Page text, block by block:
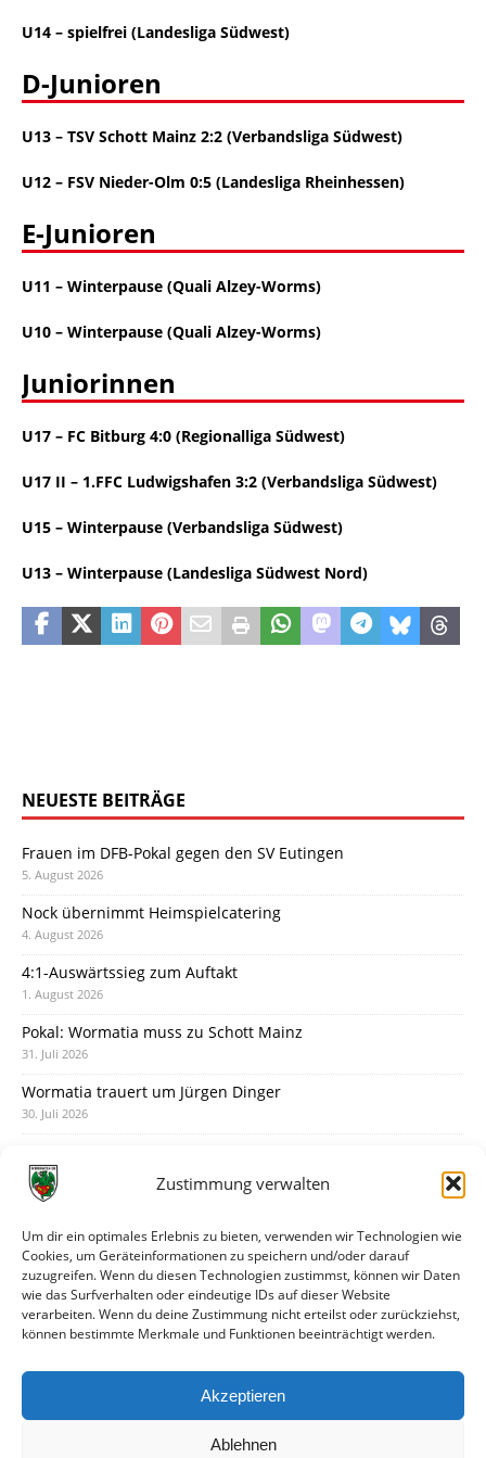
Zustimmung verwalten
Um dir ein optimales Erlebnis zu bieten, verwenden wir Technologien wie
Cookies, um Geräteinformationen zu speichern und/oder darauf
zuzugreifen. Wenn du diesen Technologien zustimmst, können wir Daten
wie das Surfverhalten oder eindeutige IDs auf dieser Website
verarbeiten. Wenn du deine Zustimmung nicht erteilst oder zurückziehst,
können bestimmte Merkmale und Funktionen beeinträchtigt werden.
Akzeptieren
Ablehnen
U14 – spielfrei (Landesliga Südwest)
D-Junioren
U13 – TSV Schott Mainz 2:2 (Verbandsliga Südwest)
U12 – FSV Nieder-Olm 0:5 (Landesliga Rheinhessen)
E-Junioren
U11 – Winterpause (Quali Alzey-Worms)
U10 – Winterpause (Quali Alzey-Worms)
Juniorinnen
U17 – FC Bitburg 4:0 (Regionalliga Südwest)
U17 II – 1.FFC Ludwigshafen 3:2 (Verbandsliga Südwest)
U15 – Winterpause (Verbandsliga Südwest)
U13 – Winterpause (Landesliga Südwest Nord)
NEUESTE BEITRÄGE
Frauen im DFB-Pokal gegen den SV Eutingen
5. August 2026
Nock übernimmt Heimspielcatering
4. August 2026
4:1-Auswärtssieg zum Auftakt
1. August 2026
Pokal: Wormatia muss zu Schott Mainz
31. Juli 2026
Wormatia trauert um Jürgen Dinger
30. Juli 2026
28. Juli 2026
28. Juli 2026
Neue Podcast-Folge: So tickt Björn!
27. Juli 2026
Eindrücke vom Stadionfest
Unterhaltsamer Abschlusstest mit später Niederlage
25. Juli 2026